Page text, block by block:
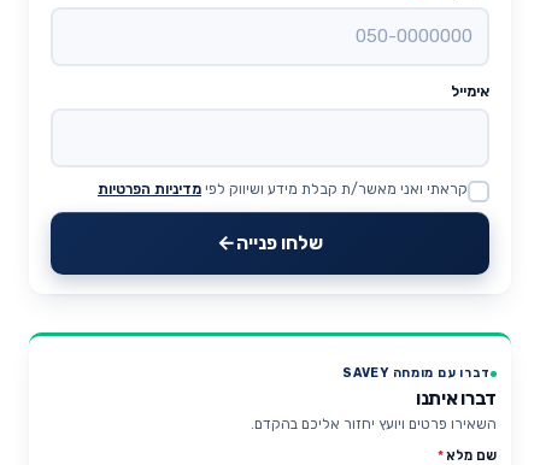
אימייל
Website
קראתי ואני מאשר/ת קבלת מידע ושיווק לפי מדיניות הפרטיות
שלחו פנייה
דברו עם מומחה SAVEY
דברו איתנו
השאירו פרטים ויועץ יחזור אליכם בהקדם.
שם מלא*